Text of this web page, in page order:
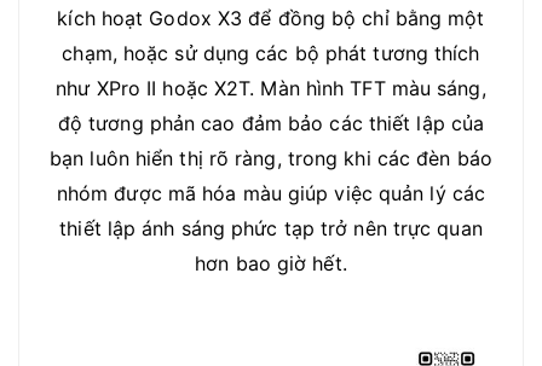
kích hoạt Godox X3 để đồng bộ chỉ bằng một
chạm, hoặc sử dụng các bộ phát tương thích
như XPro II hoặc X2T. Màn hình TFT màu sáng,
độ tương phản cao đảm bảo các thiết lập của
bạn luôn hiển thị rõ ràng, trong khi các đèn báo
nhóm được mã hóa màu giúp việc quản lý các
thiết lập ánh sáng phức tạp trở nên trực quan
hơn bao giờ hết.